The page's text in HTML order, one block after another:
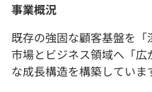
事業概況
既存の強固な顧客基盤を
市場とビジネス領域へ「
な成長構造を構築していま